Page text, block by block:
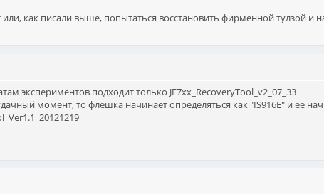
как писали выше, попытаться восстановить фирменной тулзой и
экспериментов подходит только JF7xx_RecoveryTool_v2_07_33
момент, то флешка начинает определяться как "IS916E" и ее